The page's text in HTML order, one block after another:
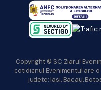
Copyright © SC Ziarul
cotidianul Evenimentul are
judete: Iasi, Bacau,